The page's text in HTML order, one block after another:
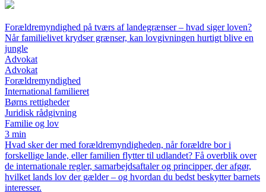
Forældremyndighed på tværs af landegrænser – hvad siger loven?
Når familielivet krydser grænser, kan lovgivningen hurtigt blive en
jungle
Advokat
Advokat
Forældremyndighed
International familieret
Børns rettigheder
Juridisk rådgivning
Familie og lov
3 min
Hvad sker der med forældremyndigheden, når forældre bor i
forskellige lande, eller familien flytter til udlandet? Få overblik over
de internationale regler, samarbejdsaftaler og principper, der afgør,
hvilket lands lov der gælder – og hvordan du bedst beskytter barnets
interesser.